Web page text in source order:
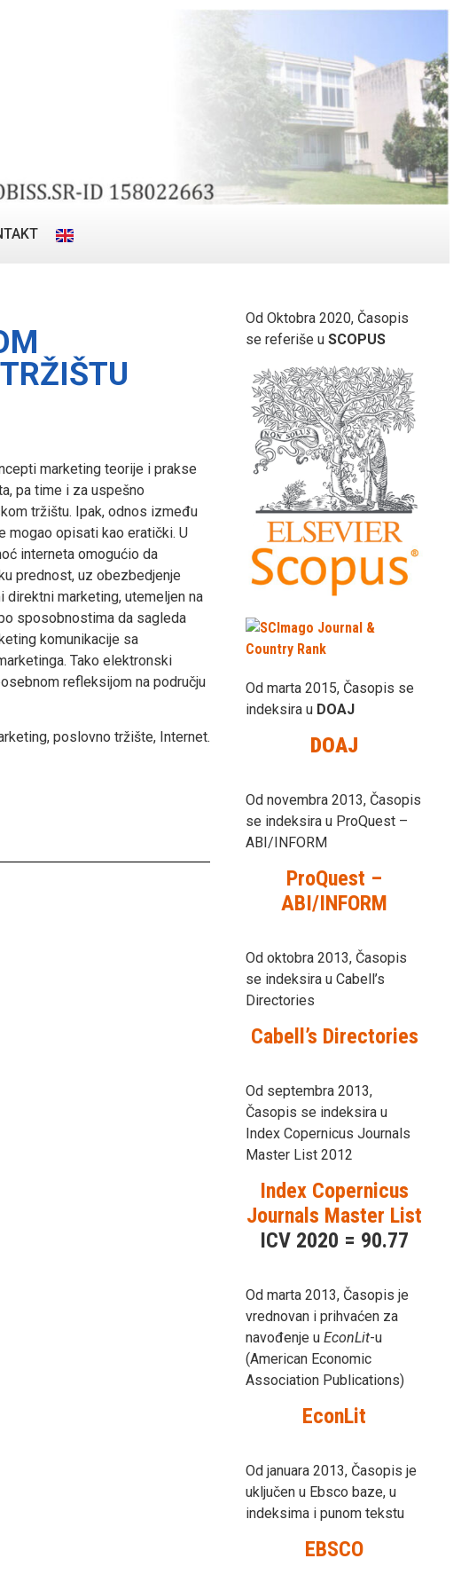
marketing teorije i prakse
pa time i za uspešno
tržištu. Ipak, odnos između
mogao opisati kao eratički. U
interneta omogućio da
prednost, uz obezbedjenje
marketing, utemeljen na
sposobnostima da sagleda
komunikacije sa
Tako elektronski
refleksijom na području
poslovno tržište, Internet.
Od Oktobra 2020, Časopis
se referiše u SCOPUS
Od marta 2015, Časopis se
indeksira u DOAJ
DOAJ
Od novembra 2013, Časopis
se indeksira u ProQuest –
ABI/INFORM
ProQuest –
ABI/INFORM
Od oktobra 2013, Časopis
se indeksira u Cabell’s
Directories
Cabell’s Directories
Od septembra 2013,
Časopis se indeksira u
Index Copernicus Journals
Master List 2012
Index Copernicus
Journals Master List
ICV 2020 = 90.77
Od marta 2013, Časopis je
vrednovan i prihvaćen za
navođenje u EconLit-u
(American Economic
Association Publications)
EconLit
Od januara 2013, Časopis je
uključen u Ebsco baze, u
indeksima i punom tekstu
EBSCO